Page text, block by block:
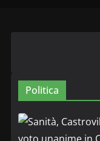
Politica